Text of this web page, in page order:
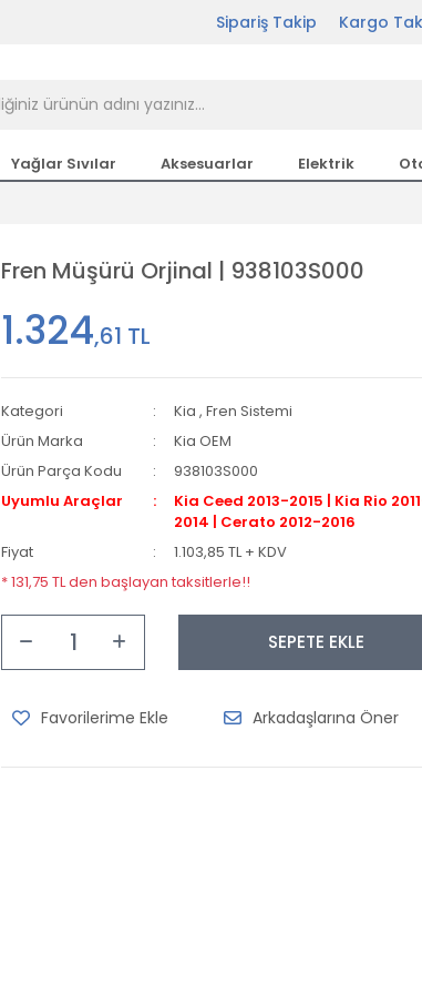
Sipariş Takip Kargo
Yağlar Sıvılar Aksesuarlar Elektrik
Fren Müşürü Orjinal | 938103S000
1.324,61 TL
Kategori Kia ,Fren Sistemi
Ürün Marka
Kia OEM
Ürün Parça Kodu
938103S000
Uyumlu Araçlar
Kia Ceed 2013-2015 | Kia Rio
2014 | Cerato 2012-2016
Fiyat
1.103,85 TL + KDV
* 131,75 TL den başlayan taksitlerle!!
SEPETE EKLE
Arkadaşlarına Öner